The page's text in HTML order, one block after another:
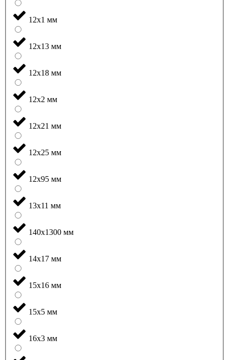
12x1 мм
12x13 мм
12x18 мм
12x2 мм
12x21 мм
12x25 мм
12x95 мм
13x11 мм
140x1300 мм
14x17 мм
15x16 мм
15x5 мм
16x3 мм